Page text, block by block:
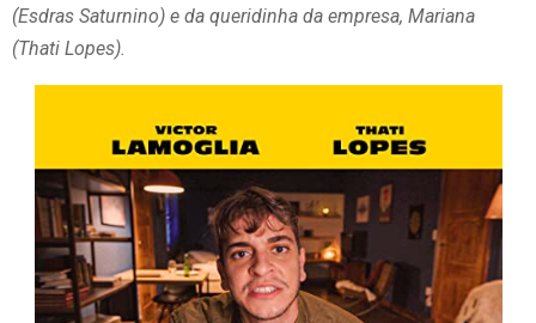
(Esdras Saturnino) e da queridinha da empresa, Mariana
(Thati Lopes).